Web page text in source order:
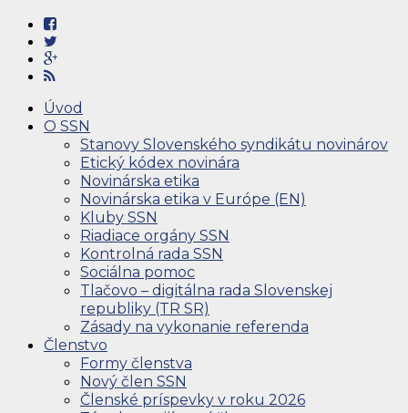
Úvod
O SSN
Stanovy Slovenského syndikátu novinárov
Etický kódex novinára
Novinárska etika
Novinárska etika v Európe (EN)
Kluby SSN
Riadiace orgány SSN
Kontrolná rada SSN
Sociálna pomoc
Tlačovo – digitálna rada Slovenskej
republiky (TR SR)
Zásady na vykonanie referenda
Členstvo
Formy členstva
Nový člen SSN
Členské príspevky v roku 2026